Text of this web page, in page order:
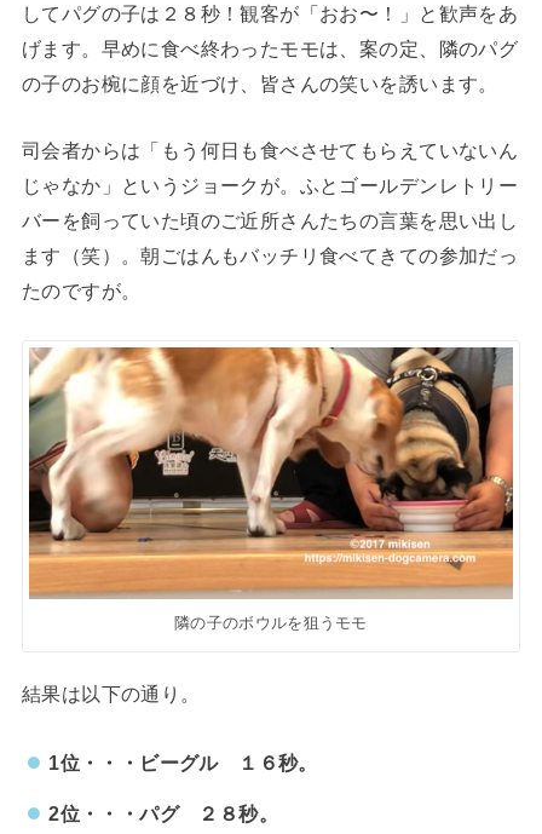
してパグの子は２８秒！観客が「おお〜！」と歓声をあ
げます。早めに食べ終わったモモは、案の定、隣のパグ
の子のお椀に顔を近づけ、皆さんの笑いを誘います。
司会者からは「もう何日も食べさせてもらえていないん
じゃなか」というジョークが。ふとゴールデンレトリー
バーを飼っていた頃のご近所さんたちの言葉を思い出し
ます（笑）。朝ごはんもバッチリ食べてきての参加だっ
たのですが。
隣の子のボウルを狙うモモ
結果は以下の通り。
1位・・・ビーグル １６秒。
2位・・・パグ ２８秒。